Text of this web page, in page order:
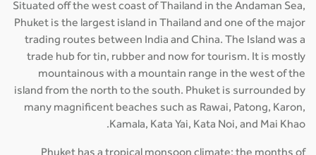
Situated off the west coast of Thailand in the Andaman Sea,
Phuket is the largest island in Thailand and one of the major
trading routes between India and China. The Island was a
trade hub for tin, rubber and now for tourism. It is mostly
mountainous with a mountain range in the west of the
island from the north to the south. Phuket is surrounded by
many magnificent beaches such as Rawai, Patong, Karon,
Kamala, Kata Yai, Kata Noi, and Mai Khao.